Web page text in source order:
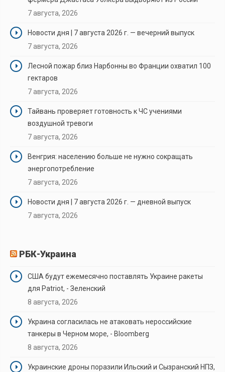
7 августа, 2026
Новости дня | 7 августа 2026 г. — вечерний выпуск
7 августа, 2026
Лесной пожар близ Нарбонны во Франции охватил 100
гектаров
7 августа, 2026
Тайвань проверяет готовность к ЧС учениями
воздушной тревоги
7 августа, 2026
Венгрия: населению больше не нужно сокращать
энергопотребление
7 августа, 2026
Новости дня | 7 августа 2026 г. — дневной выпуск
7 августа, 2026
РБК-Украина
США будут ежемесячно поставлять Украине ракеты
для Patriot, - Зеленский
8 августа, 2026
Украина согласилась не атаковать нероссийские
танкеры в Черном море, - Bloomberg
8 августа, 2026
Украинские дроны поразили Ильский и Сызранский НПЗ,